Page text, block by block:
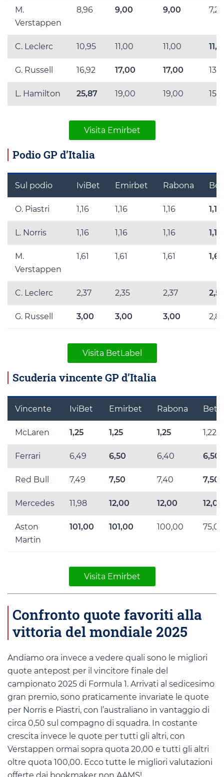
M.
Verstappen
8,96 9,00 9,00 7,20
C. Leclerc 10,95 11,00 11,00
G. Russell 16,92 17,00 17,00
L. Hamilton 25,87 19,00 19,00
Visita Emirbet
Podio GP d’Italia
Sul podio IviBet Emirbet Rabona
O. Piastri 1,16 1,16 1,16
L. Norris 1,16 1,16 1,16
M.
Verstappen
1,61 1,61 1,61
C. Leclerc 2,37 2,35 2,37
G. Russell 3,00 3,00 3,00
Visita BetLabel
Scuderia vincente GP d’Italia
Vincente IviBet Emirbet Rabona
McLaren 1,25 1,25 1,25 1,222
Ferrari 6,49 6,50 6,40 6,50
Red Bull 7,49 7,50 7,40 7,50
Mercedes 11,98 12,00 12,00 12,00
Aston
Martin
101,00 101,00 100,00 75,00
Visita Emirbet
Confronto quote favoriti alla
vittoria del mondiale 2025
Andiamo ora invece a vedere quali sono le migliori
quote antepost per il vincitore finale del
campionato 2025 di Formula 1. Arrivati al sedicesimo
gran premio, sono praticamente invariate le quote
per Norris e Piastri, con l’australiano in vantaggio di
circa 0,50 sul compagno di squadra. In costante
crescita invece le quote per tutti gli altri, con
Verstappen ormai sopra quota 20,00 e tutti gli altri
oltre quota 100,00. Ecco tutte le migliori valutazioni